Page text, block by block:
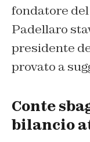
fondatore
Padellaro
presidente
provato a
Conte
bilancio